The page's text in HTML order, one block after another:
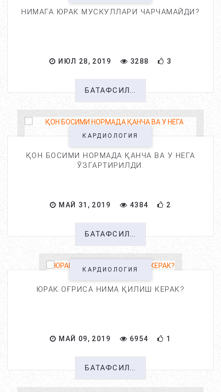
НИМАГА ЮРАК МУСКУЛЛАРИ ЧАРЧАМАЙДИ?
ИЮЛ 28, 2019 3288 3
БАТАФСИЛ...
КАРДИОЛОГИЯ
ҚОН БОСИМИ НОРМАДА ҚАНЧА ВА У НЕГА
ЎЗГАРТИРИЛДИ.
МАЙ 31, 2019 4384 2
БАТАФСИЛ...
КАРДИОЛОГИЯ
ЮРАК ОҒРИСА НИМА ҚИЛИШ КЕРАК?
МАЙ 09, 2019 6954 1
БАТАФСИЛ...